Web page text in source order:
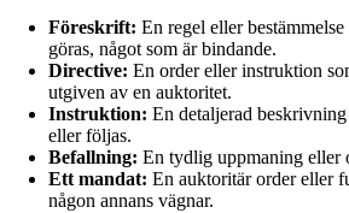
Föreskrift: En regel eller
göras, något som är bindande.
Directive: En order eller instruktion
utgiven av en auktoritet.
Instruktion: En detaljerad
eller följas.
Befallning: En tydlig uppmaning eller
Ett mandat: En auktoritär order eller
någon annans vägnar.